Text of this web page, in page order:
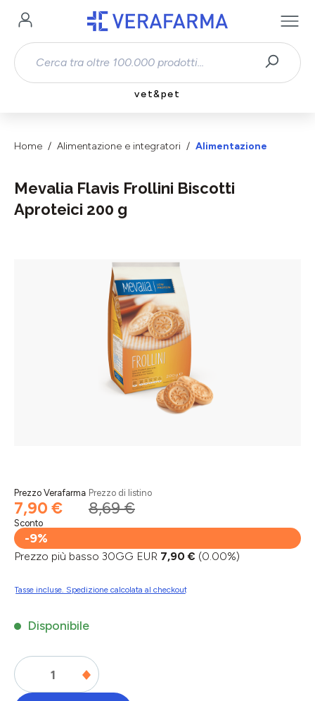
Passa al contenuto principale
vet&pet
Home Alimentazione e integratori Alimentazione
Mevalia Flavis Frollini Biscotti
Aproteici 200 g
Salta la galleria di immagini
Prezzo Verafarma
7,90 €
Prezzo di listino
8,69 €
Sconto
-9%
Prezzo più basso 30GG EUR 7,90 € (0.00%)
Tasse incluse. Spedizione calcolata al checkout
Disponibile